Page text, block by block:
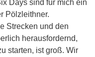
Days sind für mich ein
Pölzleithner.
Strecken und den
herausfordernd,
starten, ist groß. Wir